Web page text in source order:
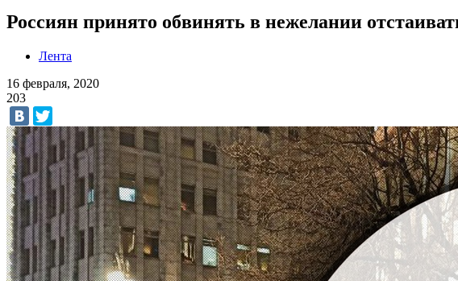
Россиян принято обвинять в нежелании
Лента
16 февраля, 2020
203